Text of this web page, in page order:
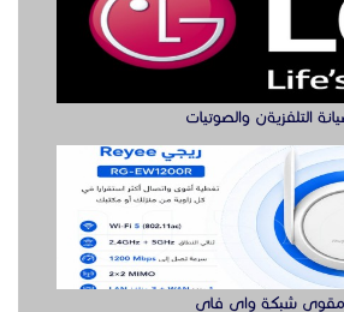
مقوي شبكة واي فاي